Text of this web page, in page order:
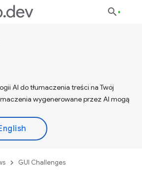
AI do tłumaczenia treści na Twój
wygenerowane przez AI mogą
GUI Challenges